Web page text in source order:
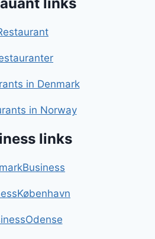
in Denmark
in Norway
links